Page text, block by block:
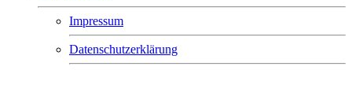
Impressum
Datenschutzerklärung